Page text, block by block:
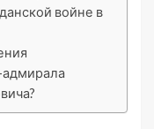
войне в